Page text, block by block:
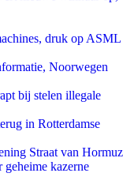
druk op ASML
Noorwegen
bij stelen illegale
in Rotterdamse
Straat van Hormuz
kazerne